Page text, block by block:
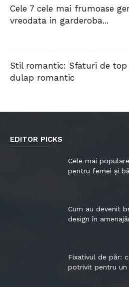
Cele 7 cele mai frumoase
vreodata in garderoba...
Stil romantic: Sfaturi de
dulap romantic
EDITOR PICKS
Cele mai
pentru femei și
Cum au devenit
design în
Fixativul de păr:
potrivit pentru